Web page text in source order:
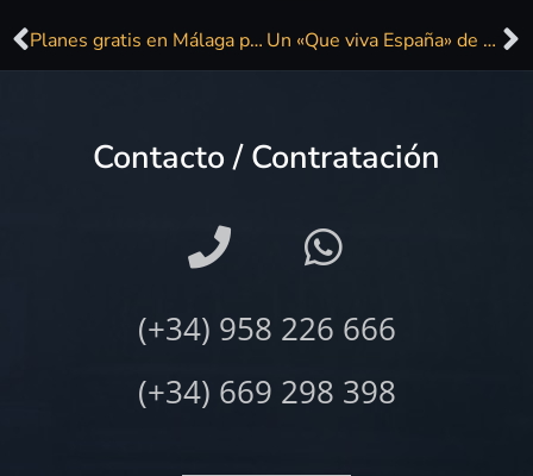
Planes gratis en Málaga para este fin de semana Un «Que viva España» de quince cantantes distintos en la única voz de un cordobés
Contacto / Contratación
(+34) 958 226 666
(+34) 669 298 398